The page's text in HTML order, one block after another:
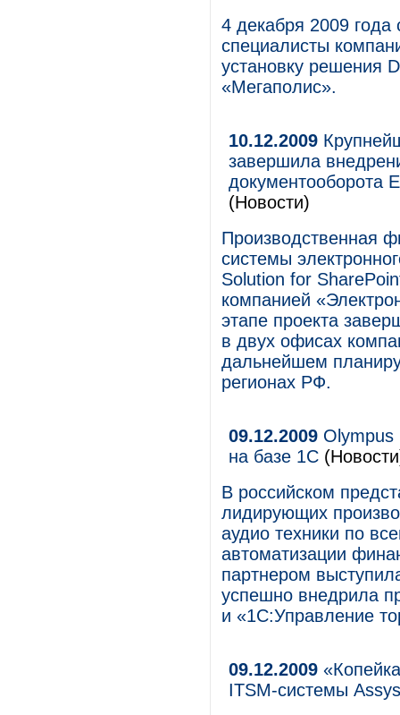
4 декабря 2009 года
специалисты
установку решения
«Мегаполис».
10.12.2009
завершила
документооборота
(Новости)
Производственная
системы
Solution for
компанией
этапе проекта
в двух офисах
дальнейшем
регионах РФ.
09.12.2009 Olympus
на базе 1С
В российском
лидирующих
аудио техники по
автоматизации
партнером
успешно внедрила
и «1С:Управление
09.12.2009
ITSM-системы